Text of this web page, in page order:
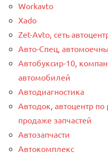
Workavto
Xado
Zet-Avto, сеть
Авто-Спец,
Автобуксир-10,
автомобилей
Автодиагностика
Автодок, автоцентр
продаже запчастей
Автозапчасти
Автокомплекс